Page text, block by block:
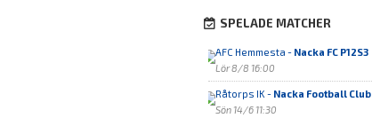
SPELADE MATCHER
AFC Hemmesta - Nacka FC P12S3
Lör 8/8 16:00
Råtorps IK - Nacka Football Club
Sön 14/6 11:30